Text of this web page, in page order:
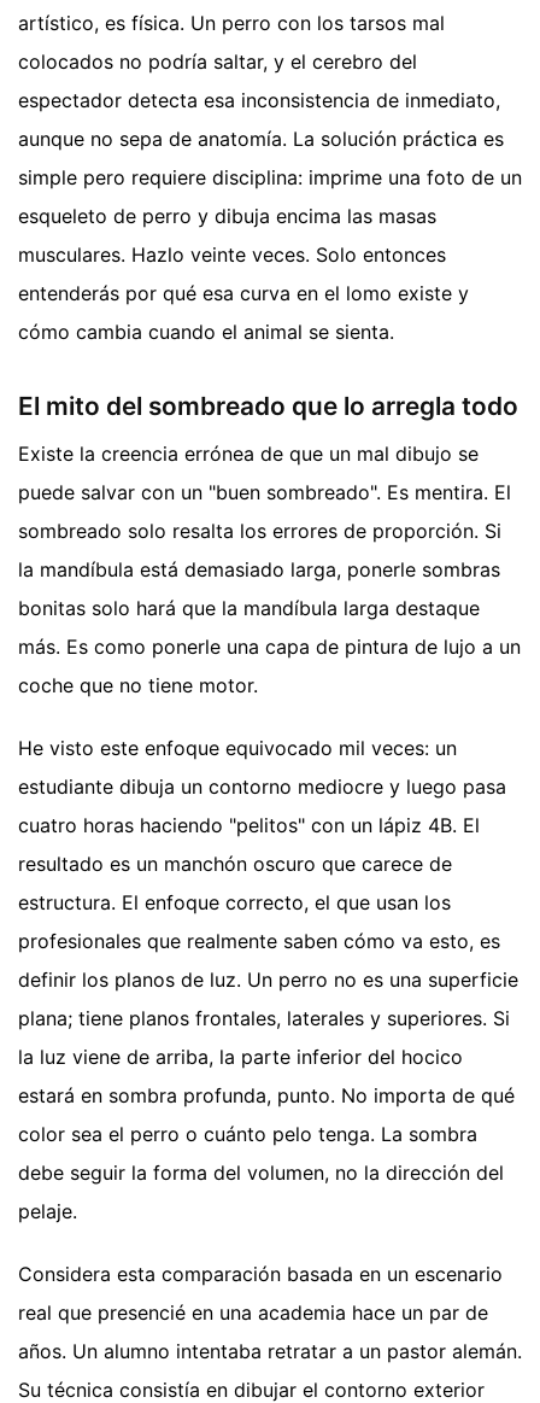
artístico, es física. Un perro con los tarsos mal
colocados no podría saltar, y el cerebro del
espectador detecta esa inconsistencia de inmediato,
aunque no sepa de anatomía. La solución práctica es
simple pero requiere disciplina: imprime una foto de un
esqueleto de perro y dibuja encima las masas
musculares. Hazlo veinte veces. Solo entonces
entenderás por qué esa curva en el lomo existe y
cómo cambia cuando el animal se sienta.
El mito del sombreado que lo arregla todo
Existe la creencia errónea de que un mal dibujo se
puede salvar con un "buen sombreado". Es mentira. El
sombreado solo resalta los errores de proporción. Si
la mandíbula está demasiado larga, ponerle sombras
bonitas solo hará que la mandíbula larga destaque
más. Es como ponerle una capa de pintura de lujo a un
coche que no tiene motor.
He visto este enfoque equivocado mil veces: un
estudiante dibuja un contorno mediocre y luego pasa
cuatro horas haciendo "pelitos" con un lápiz 4B. El
resultado es un manchón oscuro que carece de
estructura. El enfoque correcto, el que usan los
profesionales que realmente saben cómo va esto, es
definir los planos de luz. Un perro no es una superficie
plana; tiene planos frontales, laterales y superiores. Si
la luz viene de arriba, la parte inferior del hocico
estará en sombra profunda, punto. No importa de qué
color sea el perro o cuánto pelo tenga. La sombra
debe seguir la forma del volumen, no la dirección del
pelaje.
Considera esta comparación basada en un escenario
real que presencié en una academia hace un par de
años. Un alumno intentaba retratar a un pastor alemán.
Su técnica consistía en dibujar el contorno exterior